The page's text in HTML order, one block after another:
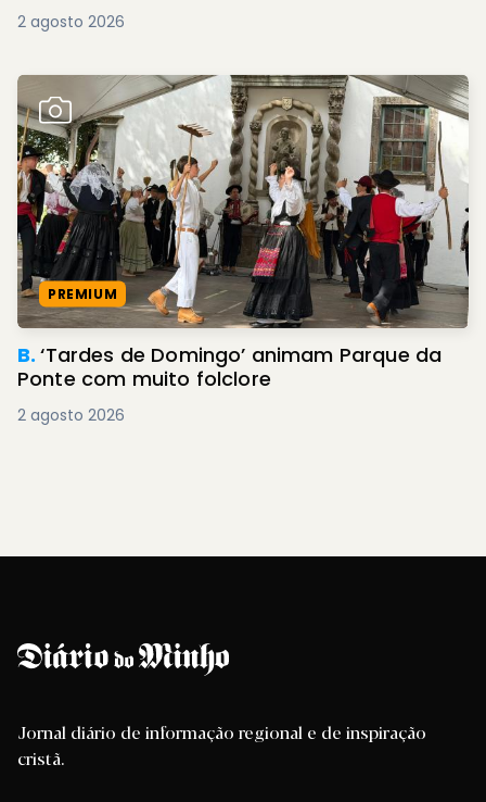
2 agosto 2026
PREMIUM
B.‘Tardes de Domingo’ animam Parque da
Ponte com muito folclore
2 agosto 2026
Jornal diário de informação regional e de inspiração
cristã.